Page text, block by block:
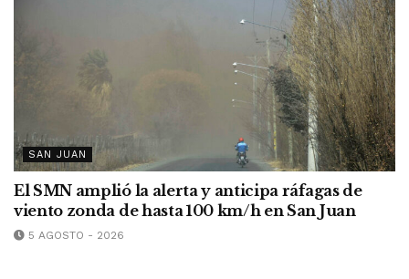
SAN JUAN
El SMN amplió la alerta y anticipa ráfagas de
viento zonda de hasta 100 km/h en San Juan
5 AGOSTO - 2026